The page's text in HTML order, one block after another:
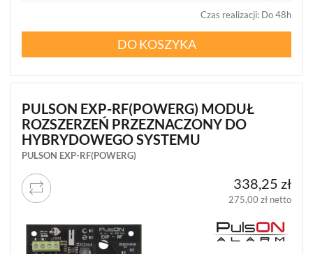
SIECI
LAN,
WLAN
ZASILANIE,
TRANSMISJA,
Y
AKCESORIA
MOBILNE
Czas realizacji: Do 48h
DO KOSZYKA
PULSON EXP-RF(POWERG) MODUŁ
ROZSZERZEŃ PRZEZNACZONY DO
HYBRYDOWEGO SYSTEMU
PULSON EXP-RF(POWERG)
338,25 zł
275,00 zł netto